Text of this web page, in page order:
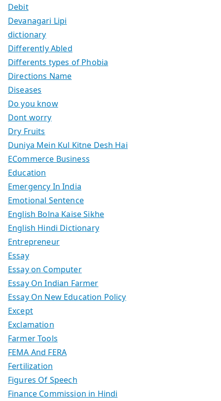
Debit
Devanagari Lipi
dictionary
Differently Abled
Differents types of Phobia
Directions Name
Diseases
Do you know
Dont worry
Dry Fruits
Duniya Mein Kul Kitne Desh Hai
ECommerce Business
Education
Emergency In India
Emotional Sentence
English Bolna Kaise Sikhe
English Hindi Dictionary
Entrepreneur
Essay
Essay on Computer
Essay On Indian Farmer
Essay On New Education Policy
Except
Exclamation
Farmer Tools
FEMA And FERA
Fertilization
Figures Of Speech
Finance Commission in Hindi